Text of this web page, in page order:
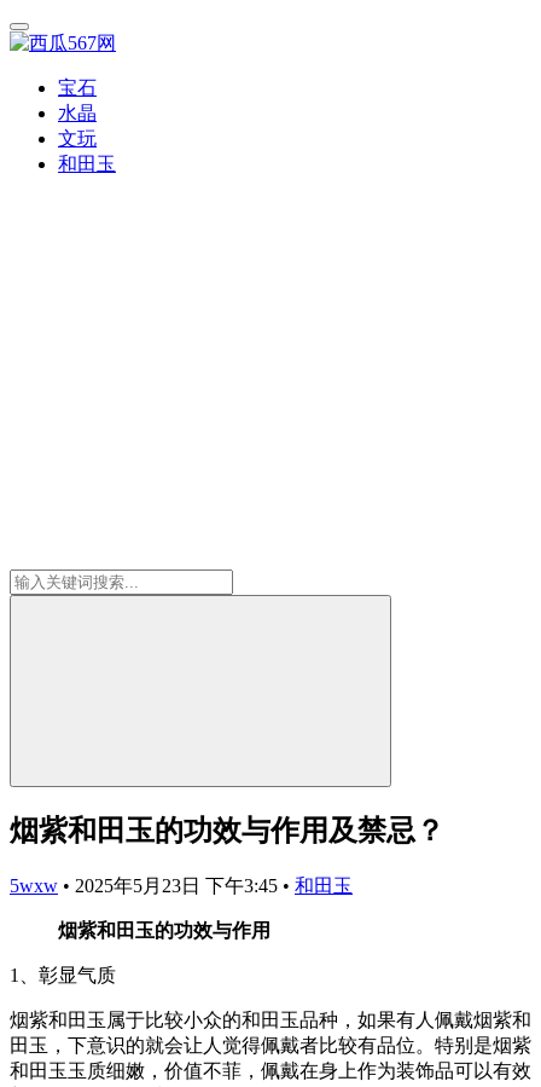
宝石
水晶
文玩
和田玉
烟紫和田玉的功效与作用及禁忌？
5wxw • 2025年5月23日 下午3:45 • 和田玉
烟紫和田玉的功效与作用
1、彰显气质
烟紫和田玉属于比较小众的和田玉品种，如果有人佩戴烟紫和
田玉，下意识的就会让人觉得佩戴者比较有品位。特别是烟紫
和田玉玉质细嫩，价值不菲，佩戴在身上作为装饰品可以有效